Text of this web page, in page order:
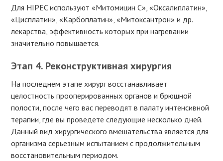
Для HIPEC используют «Митомицин С», «Оксалиплатин»,
«Цисплатин», «Карбоплатин», «Митоксантрон» и др.
лекарства, эффективность которых при нагревании
значительно повышается.
Этап 4. Реконструктивная хирургия
На последнем этапе хирург восстанавливает
целостность прооперированных органов и брюшной
полости, после чего вас переводят в палату интенсивной
терапии, где вы проведете следующие несколько дней.
Данный вид хирургического вмешательства является для
организма серьезным испытанием с продолжительным
восстановительным периодом.